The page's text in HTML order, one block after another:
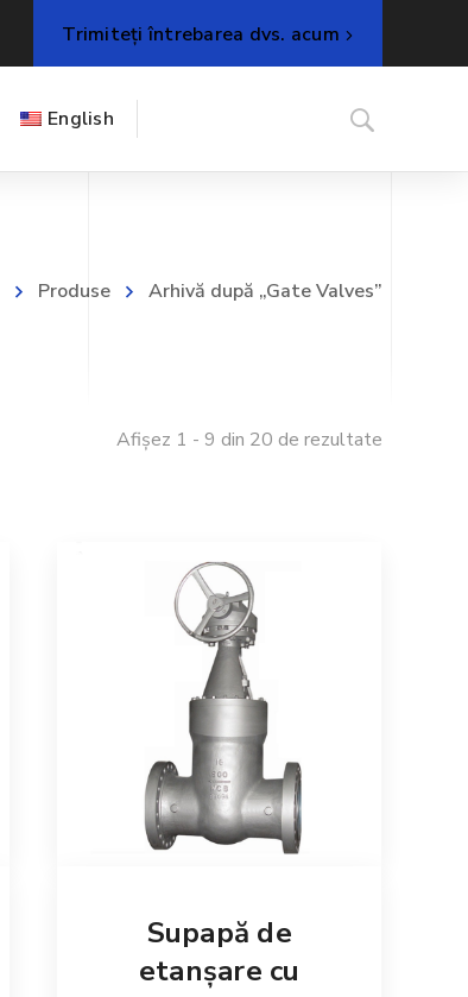
Trimiteți întrebarea dvs. acum
English
Produse Arhivă după „Gate Valves”
Afișez 1 - 9 din 20 de rezultate
Supapă de
etanșare cu